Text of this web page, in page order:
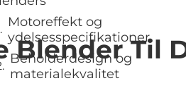
Blender Til
Motoreffekt og
ydelsesspecifikationer
Beholderdesign og
materialekvalitet